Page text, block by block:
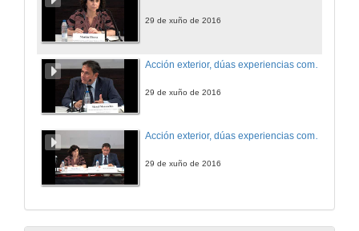
29 de xuño de 2016
29 de xuño de 2016
Acción exterior, dúas experiencias comparadas: País Vasco e Cataluña. Quenda de preguntas
29 de xuño de 2016